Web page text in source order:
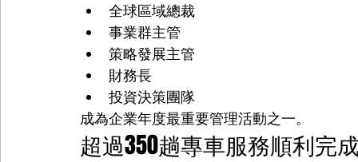
全球區域總裁
事業群主管
策略發展主管
財務長
投資決策團隊
成為企業年度最重要管理活動之一。
超過350趟專車服務順利完